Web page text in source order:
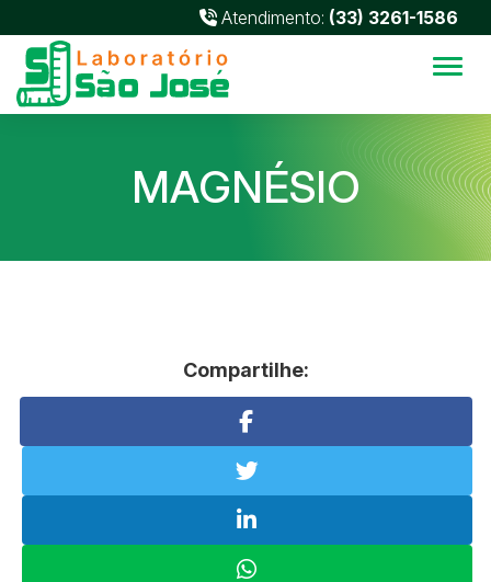
Atendimento: (33) 3261-1586
MAGNÉSIO
Compartilhe: